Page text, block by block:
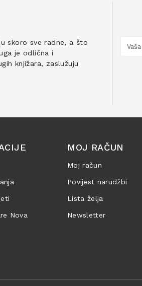
skoro sve radne, a što
je odlična i
knjižara, zaslužuju
Nova
MOJ RAČUN
Moj račun
Povijest narudžbi
Lista želja
Newsletter